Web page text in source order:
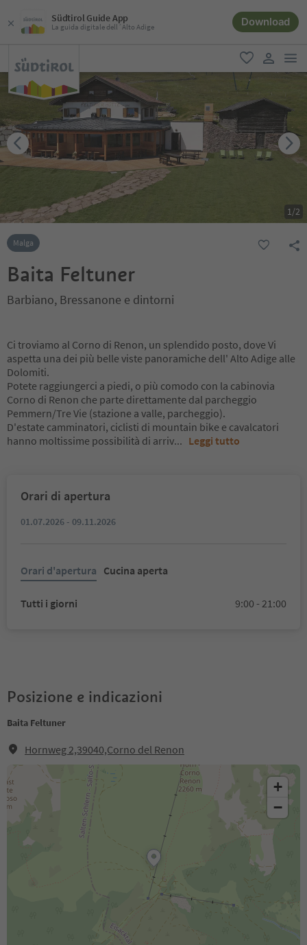
Südtirol Guide App
La guida digitale dell´Alto Adige Download
favoriti
user link
1/2
Malga
Baita Feltuner
Barbiano, Bressanone e dintorni
Ci troviamo al Corno di Renon, un splendido posto, dove Vi
aspetta una dei più belle viste panoramiche dell' Alto Adige alle
Dolomiti.
Potete raggiungerci a piedi, o più comodo con la cabinovia
Corno di Renon che parte direttamente dal parcheggio
Pemmern/Tre Vie (stazione a valle, parcheggio).
D'estate camminatori, ciclisti di mountain bike e cavalcatori
hanno moltissime possibilità di arriv... Leggi tutto
Orari di apertura
01.07.2026 - 09.11.2026
Orari d'apertura Cucina aperta
Tutti i giorni 9:00 - 21:00
Posizione e indicazioni
Baita Feltuner
Hornweg 2,39040,Corno del Renon
+
−